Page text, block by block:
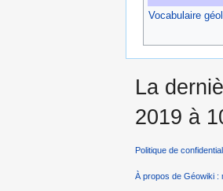
Vocabulaire
La
2019 à
Politique de
À propos de Géowiki